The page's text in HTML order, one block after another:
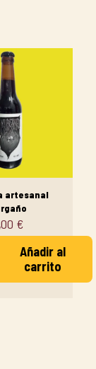
artesanal
€
Añadir al
carrito